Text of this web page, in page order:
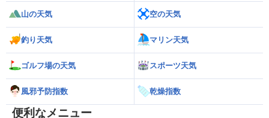
山の天気 空の天気
釣り天気 マリン天気
ゴルフ場の天気 スポーツ天気
風邪予防指数 乾燥指数
便利なメニュー